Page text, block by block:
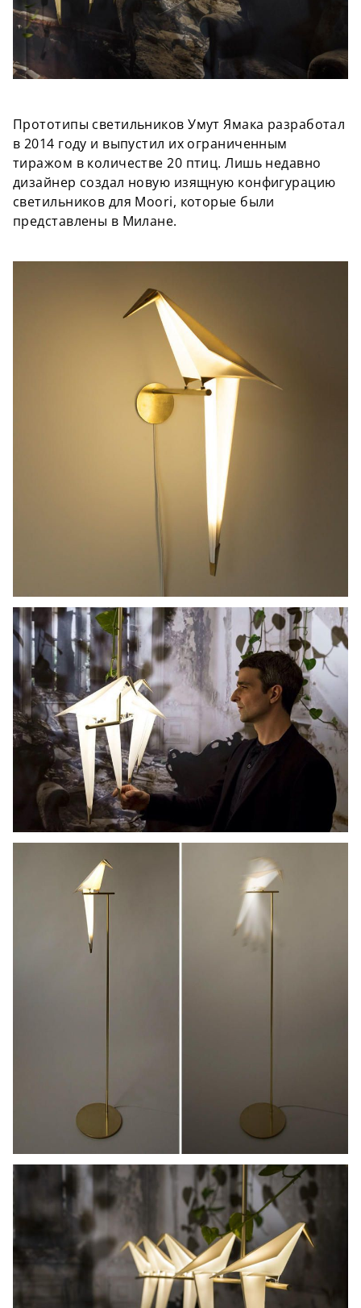
Прототипы светильников Умут Ямака разработал
в 2014 году и выпустил их ограниченным
тиражом в количестве 20 птиц. Лишь недавно
дизайнер создал новую изящную конфигурацию
светильников для Moori, которые были
представлены в Милане.